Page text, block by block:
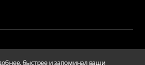
персональных данных
cookies
быстрее и запоминал ваши